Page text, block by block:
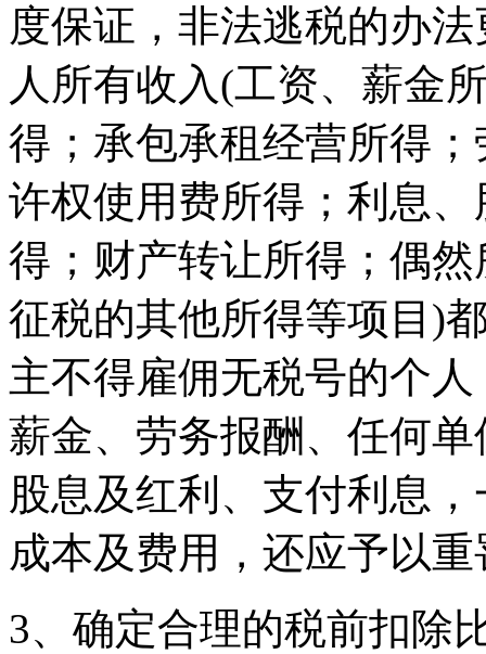
度保证，非法逃税的办
人所有收入(工资、薪金
得；承包承租经营所得
许权使用费所得；利息
得；财产转让所得；偶
征税的其他所得等项目)
主不得雇佣无税号的个
薪金、劳务报酬、任何
股息及红利、支付利息
成本及费用，还应予以重
3、确定合理的税前扣除